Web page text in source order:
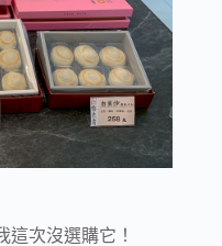
這次沒選購它！